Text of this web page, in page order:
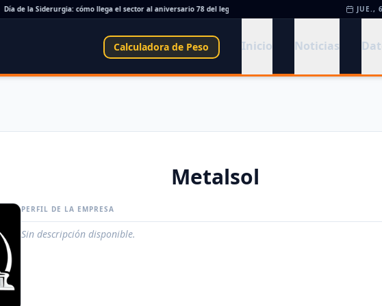
Día de la Siderurgia: cómo llega el sector al aniversario 78 del legado de Savio Perfiles.com.ar abrió su
JUE.,
Calculadora de Peso Inicio Noticias
Metalsol
PERFIL DE LA EMPRESA
Sin descripción disponible.